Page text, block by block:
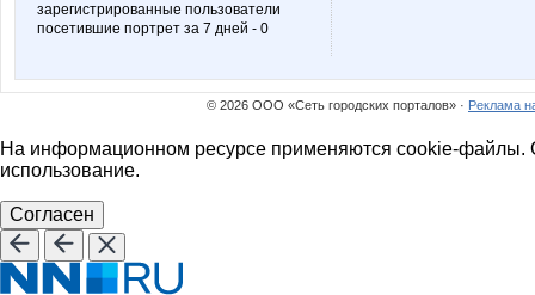
зарегистрированные пользователи
посетившие портрет за 7 дней - 0
© 2026 ООО «Сеть городских порталов» · Реклама
На информационном ресурсе применяются cookie-файлы.
использование.
Согласен